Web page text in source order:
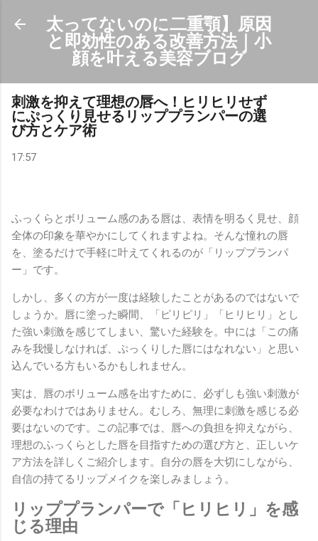
スキップしてメイン コンテンツに移動
太ってないのに二重顎】原因
と即効性のある改善方法｜小
顔を叶える美容ブログ
刺激を抑えて理想の唇へ！ヒリヒリせず
にぷっくり見せるリッププランパーの選
び方とケア術
17:57
ふっくらとボリューム感のある唇は、表情を明るく見せ、顔
全体の印象を華やかにしてくれますよね。そんな憧れの唇
を、塗るだけで手軽に叶えてくれるのが「リッププランパ
ー」です。
しかし、多くの方が一度は経験したことがあるのではないで
しょうか。唇に塗った瞬間、「ピリピリ」「ヒリヒリ」とし
た強い刺激を感じてしまい、驚いた経験を。中には「この痛
みを我慢しなければ、ぷっくりした唇にはなれない」と思い
込んでいる方もいるかもしれません。
実は、唇のボリューム感を出すために、必ずしも強い刺激が
必要なわけではありません。むしろ、無理に刺激を感じる必
要はないのです。この記事では、唇への負担を抑えながら、
理想のふっくらとした唇を目指すための選び方と、正しいケ
ア方法を詳しくご紹介します。自分の唇を大切にしながら、
自信の持てるリップメイクを楽しみましょう。
リッププランパーで「ヒリヒリ」を感
じる理由